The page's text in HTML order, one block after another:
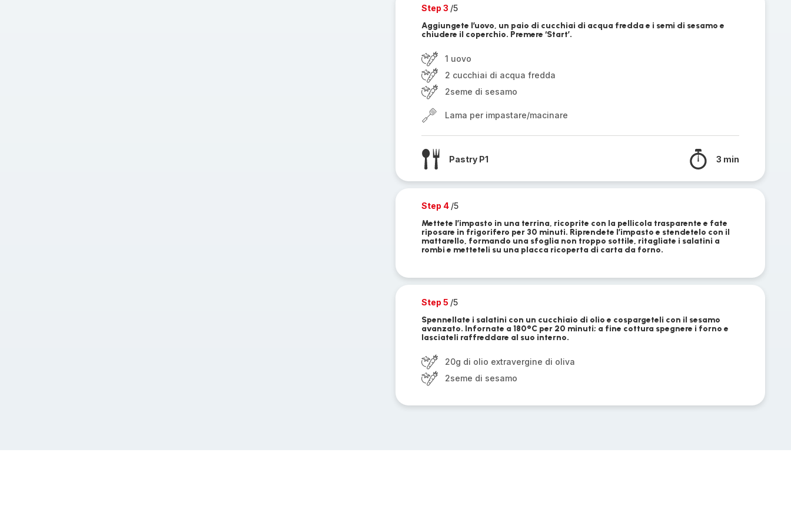
Step 3 /5
Aggiungete l’uovo, un paio di cucchiai di acqua fredda e i semi di sesamo e
chiudere il coperchio. Premere ‘Start’.
1 uovo
2 cucchiai di acqua fredda
2seme di sesamo
Lama per impastare/macinare
Pastry P1 3 min
Step 4 /5
Mettete l’impasto in una terrina, ricoprite con la pellicola trasparente e fate
riposare in frigorifero per 30 minuti. Riprendete l’impasto e stendetelo con il
mattarello, formando una sfoglia non troppo sottile, ritagliate i salatini a
rombi e metteteli su una placca ricoperta di carta da forno.
Step 5 /5
Spennellate i salatini con un cucchiaio di olio e cospargeteli con il sesamo
avanzato. Infornate a 180°C per 20 minuti; a fine cottura spegnere i forno e
lasciateli raffreddare al suo interno.
20g di olio extravergine di oliva
2seme di sesamo